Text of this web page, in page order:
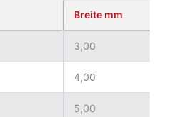
Breite mm
3,00
4,00
5,00